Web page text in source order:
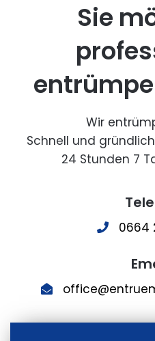
Sie
Wir
Schnell und
24 Stunden 7
0664